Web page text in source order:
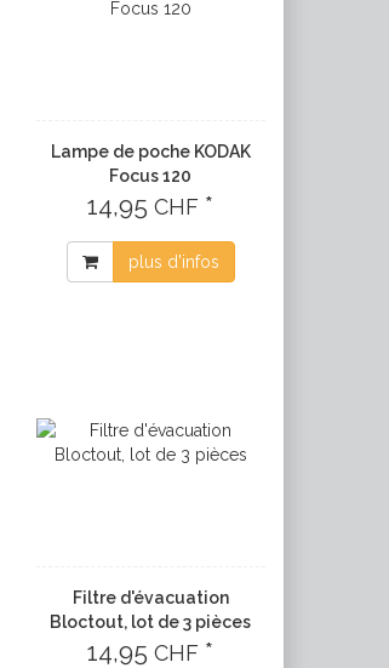
Lampe de poche KODAK
Focus 120
14,95CHF *
plus d'infos
Filtre d'évacuation
Bloctout, lot de 3 pièces
14,95CHF *